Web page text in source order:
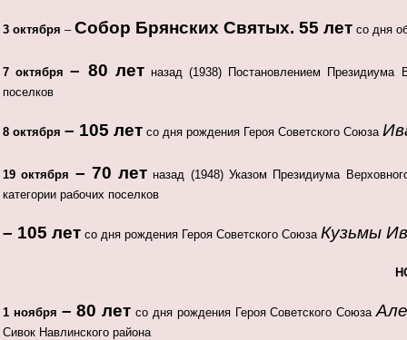
3 октября – Собор Брянских Святых. 55 лет со дня
7 октября– 80 летназад (1938) Постановлением
поселков
8 октября – 105 лет со дня рождения Героя Советского Союза
19 октября – 70 лет назад (1948) Указом Президиума
категории рабочих поселков
– 105 лет со дня рождения Героя Советского Союза Кузьмы
1 ноября – 80 лет со дня рождения Героя Советского Союза
Сивок Навлинского района